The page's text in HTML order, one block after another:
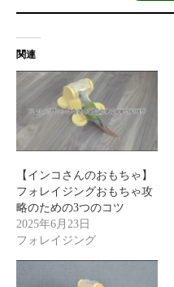
関連
【インコさんのおもちゃ】
フォレイジングおもちゃ攻
略のための3つのコツ
2025年6月23日
フォレイジング